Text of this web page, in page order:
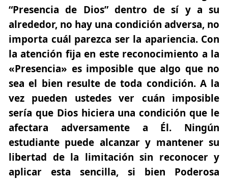
“Presencia de Dios”dentro de sí y a su
alrededor, no hay una condición adversa, no
importa cuál parezca ser la apariencia. Con
la atención fija en este reconocimiento a la
«Presencia» es imposible que algo que no
sea el bien resulte de toda condición. A la
vez pueden ustedes ver cuán imposible
sería que Dios hiciera una condición que le
afectara adversamente a Él. Ningún
estudiante puede alcanzar y mantener su
libertad de la limitación sin reconocer y
aplicar esta sencilla, si bien Poderosa